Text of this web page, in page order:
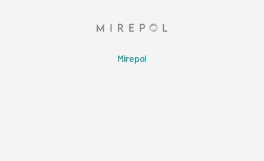
Mirepol